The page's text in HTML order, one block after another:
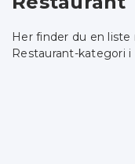
Her finder du en
Restaurant-kategori i